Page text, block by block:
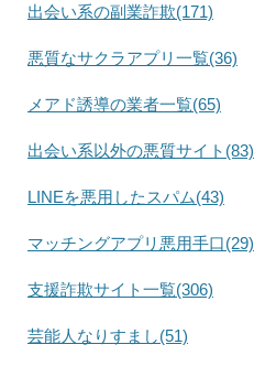
出会い系の副業詐欺(171)
悪質なサクラアプリ一覧(36)
メアド誘導の業者一覧(65)
出会い系以外の悪質サイト(83)
LINEを悪用したスパム(43)
マッチングアプリ悪用手口(29)
支援詐欺サイト一覧(306)
芸能人なりすまし(51)